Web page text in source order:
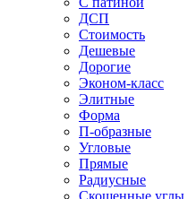
ДСП
Стоимость
Дешевые
Дорогие
Эконом-класс
Элитные
Форма
П-образные
Угловые
Прямые
Радиусные
Скошенные углы